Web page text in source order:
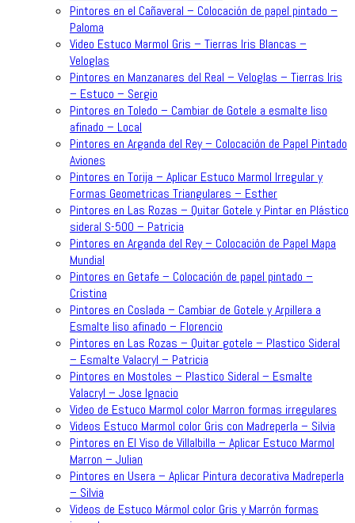
Pintores en el Cañaveral – Colocación de papel pintado –
Paloma
Video Estuco Marmol Gris – Tierras Iris Blancas –
Veloglas
Pintores en Manzanares del Real – Veloglas – Tierras Iris
– Estuco – Sergio
Pintores en Toledo – Cambiar de Gotele a esmalte liso
afinado – Local
Pintores en Arganda del Rey – Colocación de Papel Pintado
Aviones
Pintores en Torija – Aplicar Estuco Marmol Irregular y
Formas Geometricas Triangulares – Esther
Pintores en Las Rozas – Quitar Gotele y Pintar en Plástico
sideral S-500 – Patricia
Pintores en Arganda del Rey – Colocación de Papel Mapa
Mundial
Pintores en Getafe – Colocación de papel pintado –
Cristina
Pintores en Coslada – Cambiar de Gotele y Arpillera a
Esmalte liso afinado – Florencio
Pintores en Las Rozas – Quitar gotele – Plastico Sideral
– Esmalte Valacryl – Patricia
Pintores en Mostoles – Plastico Sideral – Esmalte
Valacryl – Jose Ignacio
Video de Estuco Marmol color Marron formas irregulares
Videos Estuco Marmol color Gris con Madreperla – Silvia
Pintores en El Viso de Villalbilla – Aplicar Estuco Marmol
Marron – Julian
Pintores en Usera – Aplicar Pintura decorativa Madreperla
– Silvia
Videos de Estuco Mármol color Gris y Marrón formas